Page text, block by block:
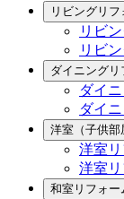
リビングリフ
リビ
リビ
ダイニングリ
ダイ
ダイ
洋室（子供部
洋室
洋室
和室リフォー